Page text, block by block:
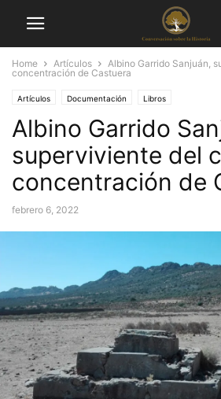
Home Artículos
Albino Garrido Sanjuán,
concentración de Castuera
Artículos Documentación Libros
Albino Garrido
superviviente del
concentración de
febrero 6, 2022